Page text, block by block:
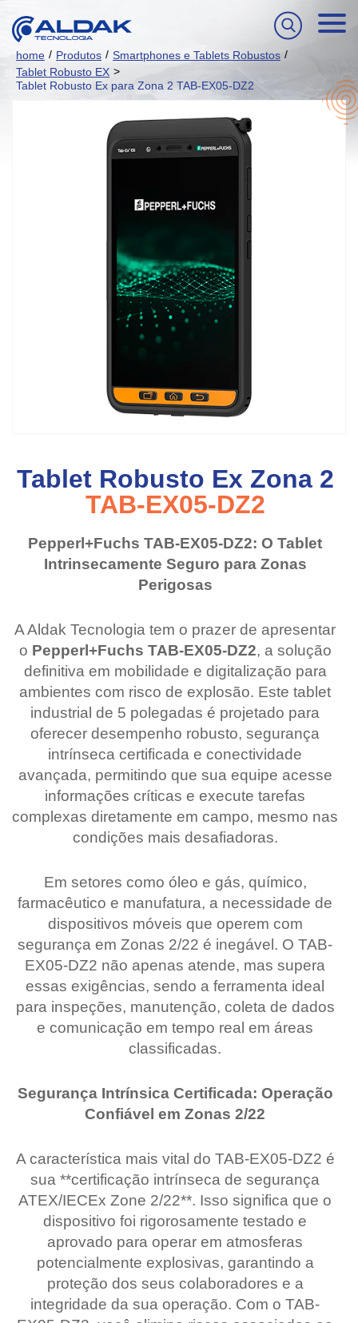
home / Produtos / Smartphones e Tablets Robustos /
Tablet Robusto EX >
Tablet Robusto Ex para Zona 2 TAB-EX05-DZ2
Tablet Robusto Ex Zona 2
TAB-EX05-DZ2
Pepperl+Fuchs TAB-EX05-DZ2: O Tablet
Intrinsecamente Seguro para Zonas
Perigosas
A Aldak Tecnologia tem o prazer de apresentar
o Pepperl+Fuchs TAB-EX05-DZ2, a solução
definitiva em mobilidade e digitalização para
ambientes com risco de explosão. Este tablet
industrial de 5 polegadas é projetado para
oferecer desempenho robusto, segurança
intrínseca certificada e conectividade
avançada, permitindo que sua equipe acesse
informações críticas e execute tarefas
complexas diretamente em campo, mesmo nas
condições mais desafiadoras.
Em setores como óleo e gás, químico,
farmacêutico e manufatura, a necessidade de
dispositivos móveis que operem com
segurança em Zonas 2/22 é inegável. O TAB-
EX05-DZ2 não apenas atende, mas supera
essas exigências, sendo a ferramenta ideal
para inspeções, manutenção, coleta de dados
e comunicação em tempo real em áreas
classificadas.
Segurança Intrínsica Certificada: Operação
Confiável em Zonas 2/22
A característica mais vital do TAB-EX05-DZ2 é
sua **certificação intrínseca de segurança
ATEX/IECEx Zone 2/22**. Isso significa que o
dispositivo foi rigorosamente testado e
aprovado para operar em atmosferas
potencialmente explosivas, garantindo a
proteção dos seus colaboradores e a
integridade da sua operação. Com o TAB-